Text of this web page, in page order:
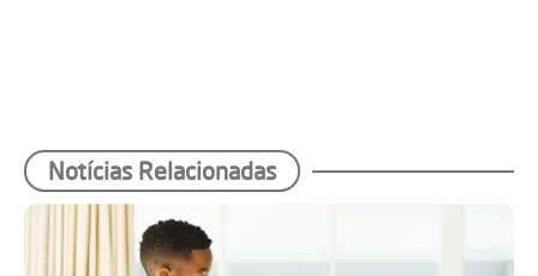
Notícias Relacionadas